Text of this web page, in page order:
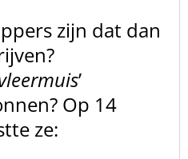
zijn dat dan
’
Op 14
ze: